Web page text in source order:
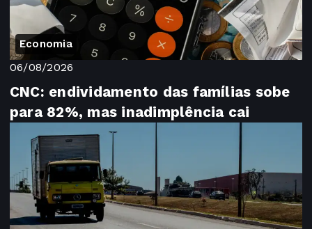
Economia
06/08/2026
CNC: endividamento das famílias sobe
para 82%, mas inadimplência cai